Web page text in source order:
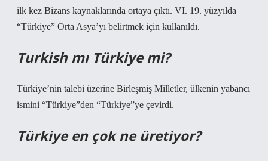
ilk kez Bizans kaynaklarında ortaya çıktı. VI. 19. yüzyılda
“Türkiye” Orta Asya’yı belirtmek için kullanıldı.
Turkish mı Türkiye mi?
Türkiye’nin talebi üzerine Birleşmiş Milletler, ülkenin yabancı
ismini “Türkiye”den “Türkiye”ye çevirdi.
Türkiye en çok ne üretiyor?